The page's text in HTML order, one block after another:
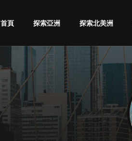
首頁 探索亞洲 探索北美洲